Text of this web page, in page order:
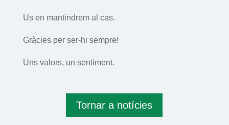
Us en mantindrem al cas.
Gràcies per ser-hi sempre!
Uns valors, un sentiment.
Tornar a notícies